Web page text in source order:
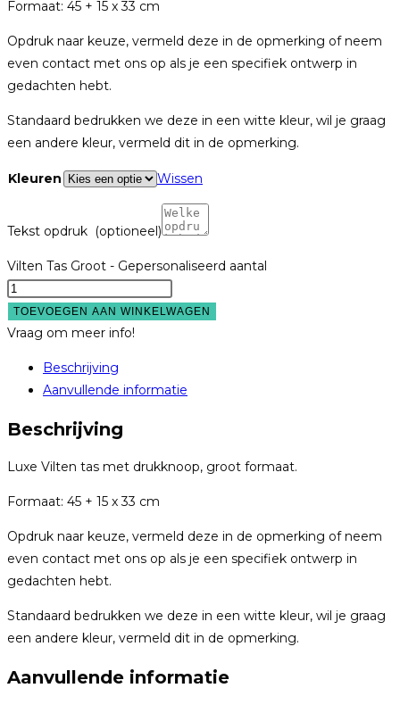
Formaat: 45 + 15 x 33 cm
Opdruk naar keuze, vermeld deze in de opmerking of neem
even contact met ons op als je een specifiek ontwerp in
gedachten hebt.
Standaard bedrukken we deze in een witte kleur, wil je graag
een andere kleur, vermeld dit in de opmerking.
Kleuren Wissen
Tekst opdruk (optioneel)
Vilten Tas Groot - Gepersonaliseerd aantal
TOEVOEGEN AAN WINKELWAGEN
Vraag om meer info!
Beschrijving
Aanvullende informatie
Beschrijving
Luxe Vilten tas met drukknoop, groot formaat.
Formaat: 45 + 15 x 33 cm
Opdruk naar keuze, vermeld deze in de opmerking of neem
even contact met ons op als je een specifiek ontwerp in
gedachten hebt.
Standaard bedrukken we deze in een witte kleur, wil je graag
een andere kleur, vermeld dit in de opmerking.
Aanvullende informatie